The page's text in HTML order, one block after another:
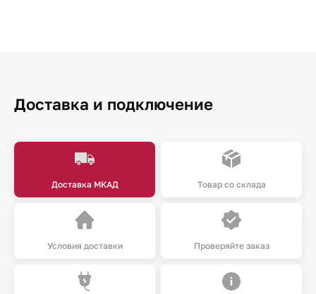
Доставка и подключение
Доставка МКАД Товар со склада
Условия доставки Проверяйте заказ